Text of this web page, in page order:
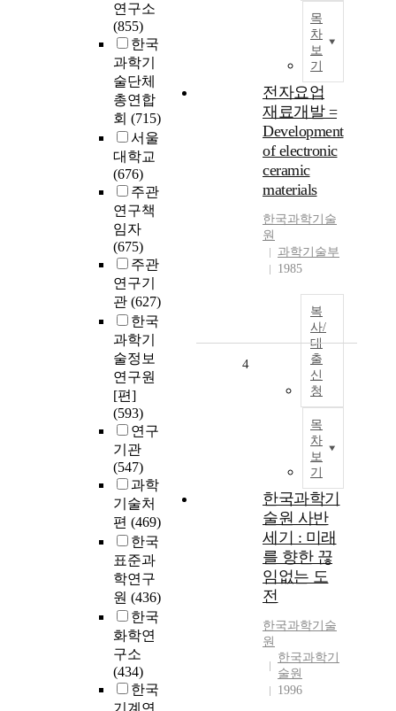
연구소
(855)
한국
과학기
술단체
총연합
회 (715)
서울
대학교
(676)
주관
연구책
임자
(675)
주관
연구기
관 (627)
한국
과학기
술정보
연구원
[편]
(593)
연구
기관
(547)
과학
기술처
편 (469)
한국
표준과
학연구
원 (436)
한국
화학연
구소
(434)
한국
목
차
보
기
전자요업
재료개발 =
Development
of electronic
ceramic
materials
한국과학기술
원
과학기술부
1985
복
사/
대
출
신
청
목
차
보
기
4
한국과학기
술원 사반
세기 : 미래
를 향한 끊
임없는 도
전
한국과학기술
원
한국과학기
술원
1996